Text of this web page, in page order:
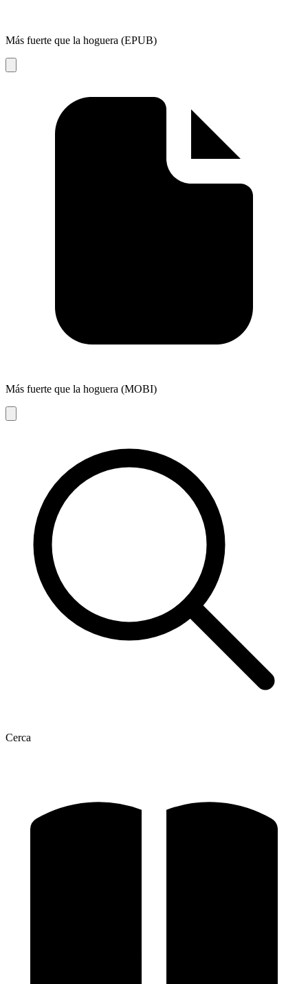
Más fuerte que la hoguera (EPUB)
Más fuerte que la hoguera (MOBI)
Cerca